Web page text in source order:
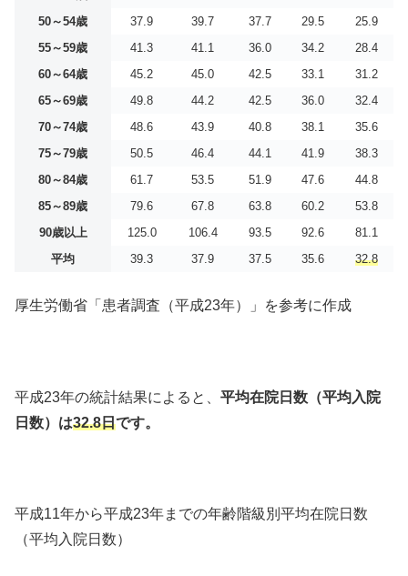
50～54歳
37.9 39.7 37.7 29.5
25.9
55～59歳
41.3 41.1 36.0 34.2
28.4
60～64歳
45.2 45.0 42.5 33.1
31.2
65～69歳
49.8 44.2 42.5 36.0
32.4
70～74歳
48.6 43.9 40.8 38.1
35.6
75～79歳
50.5 46.4 44.1 41.9
38.3
80～84歳
61.7 53.5 51.9 47.6
44.8
85～89歳
79.6 67.8 63.8 60.2
53.8
90歳以上
125.0 106.4 93.5 92.6
81.1
平均
39.3 37.9 37.5 35.6 32.8
厚生労働省「患者調査（平成23年）」を参考に作成
平成23年の統計結果によると、 平均在院日数（平均入院
日数）は32.8日です。
平成11年から平成23年までの年齢階級別平均在院日数
（平均入院日数）